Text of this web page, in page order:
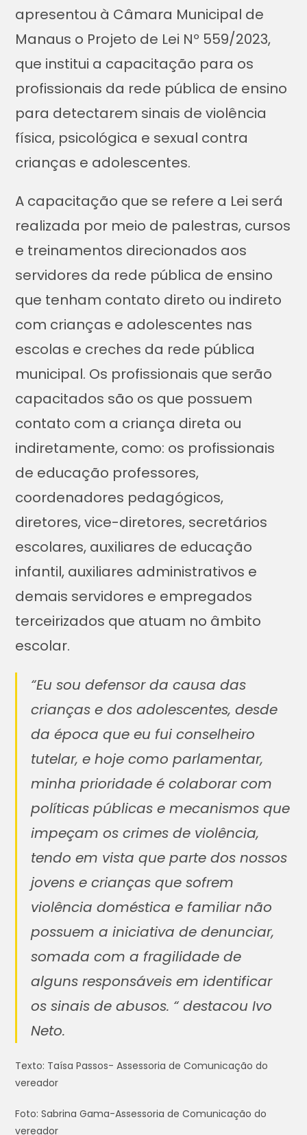
apresentou à Câmara Municipal de
Manaus o Projeto de Lei Nº 559/2023,
que institui a capacitação para os
profissionais da rede pública de ensino
para detectarem sinais de violência
física, psicológica e sexual contra
crianças e adolescentes.
A capacitação que se refere a Lei será
realizada por meio de palestras, cursos
e treinamentos direcionados aos
servidores da rede pública de ensino
que tenham contato direto ou indireto
com crianças e adolescentes nas
escolas e creches da rede pública
municipal. Os profissionais que serão
capacitados são os que possuem
contato com a criança direta ou
indiretamente, como: os profissionais
de educação professores,
coordenadores pedagógicos,
diretores, vice-diretores, secretários
escolares, auxiliares de educação
infantil, auxiliares administrativos e
demais servidores e empregados
terceirizados que atuam no âmbito
escolar.
“Eu sou defensor da causa das
crianças e dos adolescentes, desde
da época que eu fui conselheiro
tutelar, e hoje como parlamentar,
minha prioridade é colaborar com
políticas públicas e mecanismos que
impeçam os crimes de violência,
tendo em vista que parte dos nossos
jovens e crianças que sofrem
violência doméstica e familiar não
possuem a iniciativa de denunciar,
somada com a fragilidade de
alguns responsáveis em identificar
os sinais de abusos. “ destacou Ivo
Neto.
Texto: Taísa Passos- Assessoria de Comunicação do
vereador
Foto: Sabrina Gama-Assessoria de Comunicação do
vereador